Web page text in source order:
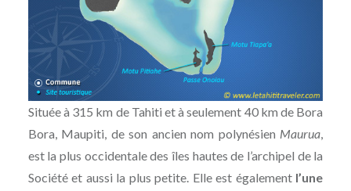
Située à 315 km de Tahiti et à seulement 40 km de Bora
Bora, Maupiti, de son ancien nom polynésien Maurua,
est la plus occidentale des îles hautes de l’archipel de la
Société et aussi la plus petite. Elle est égalementl’une